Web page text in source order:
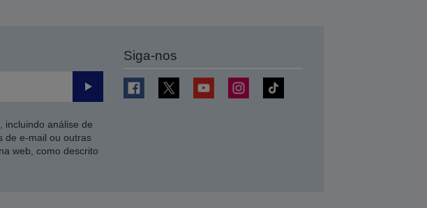
Enviar
incluindo análise de
de e-mail ou outras
web, como descrito
Siga-nos